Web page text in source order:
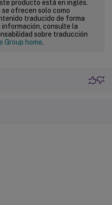
producto está en inglés.
se ofrecen solo como
traducido de forma
consulte la
sobre traducción
Group home.